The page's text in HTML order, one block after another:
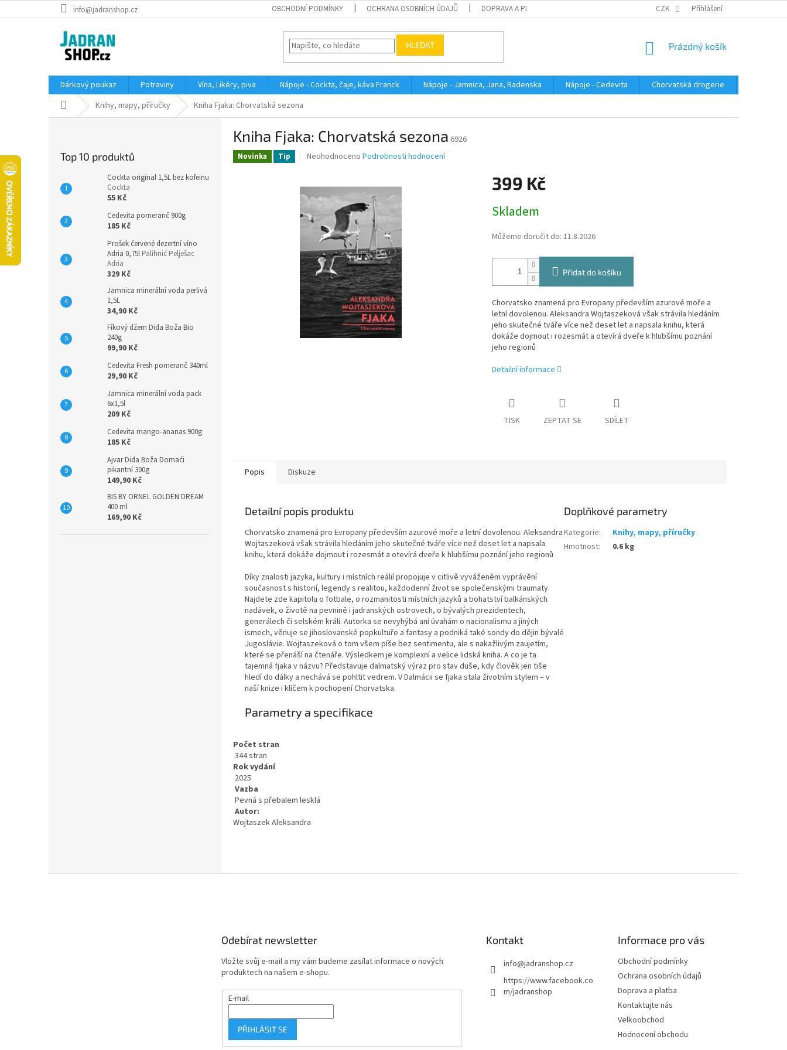
na
info@jadranshop.cz OBCHODNÍ PODMÍNKY OCHRANA OSOBNÍCH ÚDAJŮ DOPRAVA A PLATBA VELKOOBCHOD
CZK Přihlášení
HLEDAT
NÁKUPNÍ
Prázdný košík
Dárkový poukaz Potraviny Vína, Likéry, piva Nápoje - Cockta, čaje, káva Franck Nápoje - Jamnica, Jana, Radenska Nápoje - Cedevita Chorvatská drogerie
Domů Knihy, mapy, příručky Kniha Fjaka: Chorvatská sezona
Top 10 produktů
Cockta original 1,5L bez kofeinu
Cockta
55 Kč
Cedevita pomeranč 900g
185 Kč
Prošek červené dezertní víno
Adria 0,75l Palihnić Pelješac
Adria
329 Kč
Jamnica minerální voda perlivá
1,5L
34,90 Kč
Fíkový džem Dida Boža Bio
240g
99,90 Kč
Cedevita Fresh pomeranč 340ml
29,90 Kč
Jamnica minerální voda pack
6x1,5l
209 Kč
Cedevita mango-ananas 900g
185 Kč
Ajvar Dida Boža Domaći
pikantní 300g
149,90 Kč
BIS BY ORNEL GOLDEN DREAM
400 ml
169,90 Kč
Kniha Fjaka: Chorvatská sezona 6926
Novinka Tip
Průměrné
je
0,0
z
5
hvězdiček.
Neohodnoceno Podrobnosti hodnocení
399 Kč
cena:
Skladem
Můžeme doručit do: 11.8.2026
Přidat do košíku
Chorvatsko znamená pro Evropany především azurové moře a
letní dovolenou. Aleksandra Wojtaszeková však strávila hledáním
jeho skutečné tváře více než deset let a napsala knihu, která
dokáže dojmout i rozesmát a otevírá dveře k hlubšímu poznání
jeho regionů
Detailní informace
TISK ZEPTAT SE SDÍLET
Popis Diskuze
Detailní popis produktu
Chorvatsko znamená pro Evropany především azurové moře a letní dovolenou. Aleksandra
Wojtaszeková však strávila hledáním jeho skutečné tváře více než deset let a napsala
knihu, která dokáže dojmout i rozesmát a otevírá dveře k hlubšímu poznání jeho regionů
Díky znalosti jazyka, kultury i místních reálií propojuje v citlivě vyváženém vyprávění
současnost s historií, legendy s realitou, každodenní život se společenskými traumaty.
Najdete zde kapitolu o fotbale, o rozmanitosti místních jazyků a bohatství balkánských
nadávek, o životě na pevnině i jadranských ostrovech, o bývalých prezidentech,
generálech či selském králi. Autorka se nevyhýbá ani úvahám o nacionalismu a jiných
ismech, věnuje se jihoslovanské popkultuře a fantasy a podniká také sondy do dějin bývalé
Jugoslávie. Wojtaszeková o tom všem píše bez sentimentu, ale s nakažlivým zaujetím,
které se přenáší na čtenáře. Výsledkem je komplexní a velice lidská kniha. A co je ta
tajemná fjaka v názvu? Představuje dalmatský výraz pro stav duše, kdy člověk jen tiše
hledí do dálky a nechává se pohltit vedrem. V Dalmácii se fjaka stala životním stylem – v
naší knize i klíčem k pochopení Chorvatska.
Parametry a specifikace
Počet stran
344 stran
Rok vydání
2025
Vazba
Pevná s přebalem lesklá
Autor:
Wojtaszek Aleksandra
Doplňkové parametry
Kategorie:
Knihy, mapy, příručky
Hmotnost: 0.6 kg
Odebírat newsletter
Vložte svůj e-mail a my vám budeme zasílat informace o nových
produktech na našem e-shopu.
E-mail
PŘIHLÁSIT SE
Kontakt
info@jadranshop.cz
https://www.facebook.co
m/jadranshop
Informace pro vás
Obchodní podmínky
Ochrana osobních údajů
Doprava a platba
Kontaktujte nás
Velkoobchod
Hodnocení obchodu